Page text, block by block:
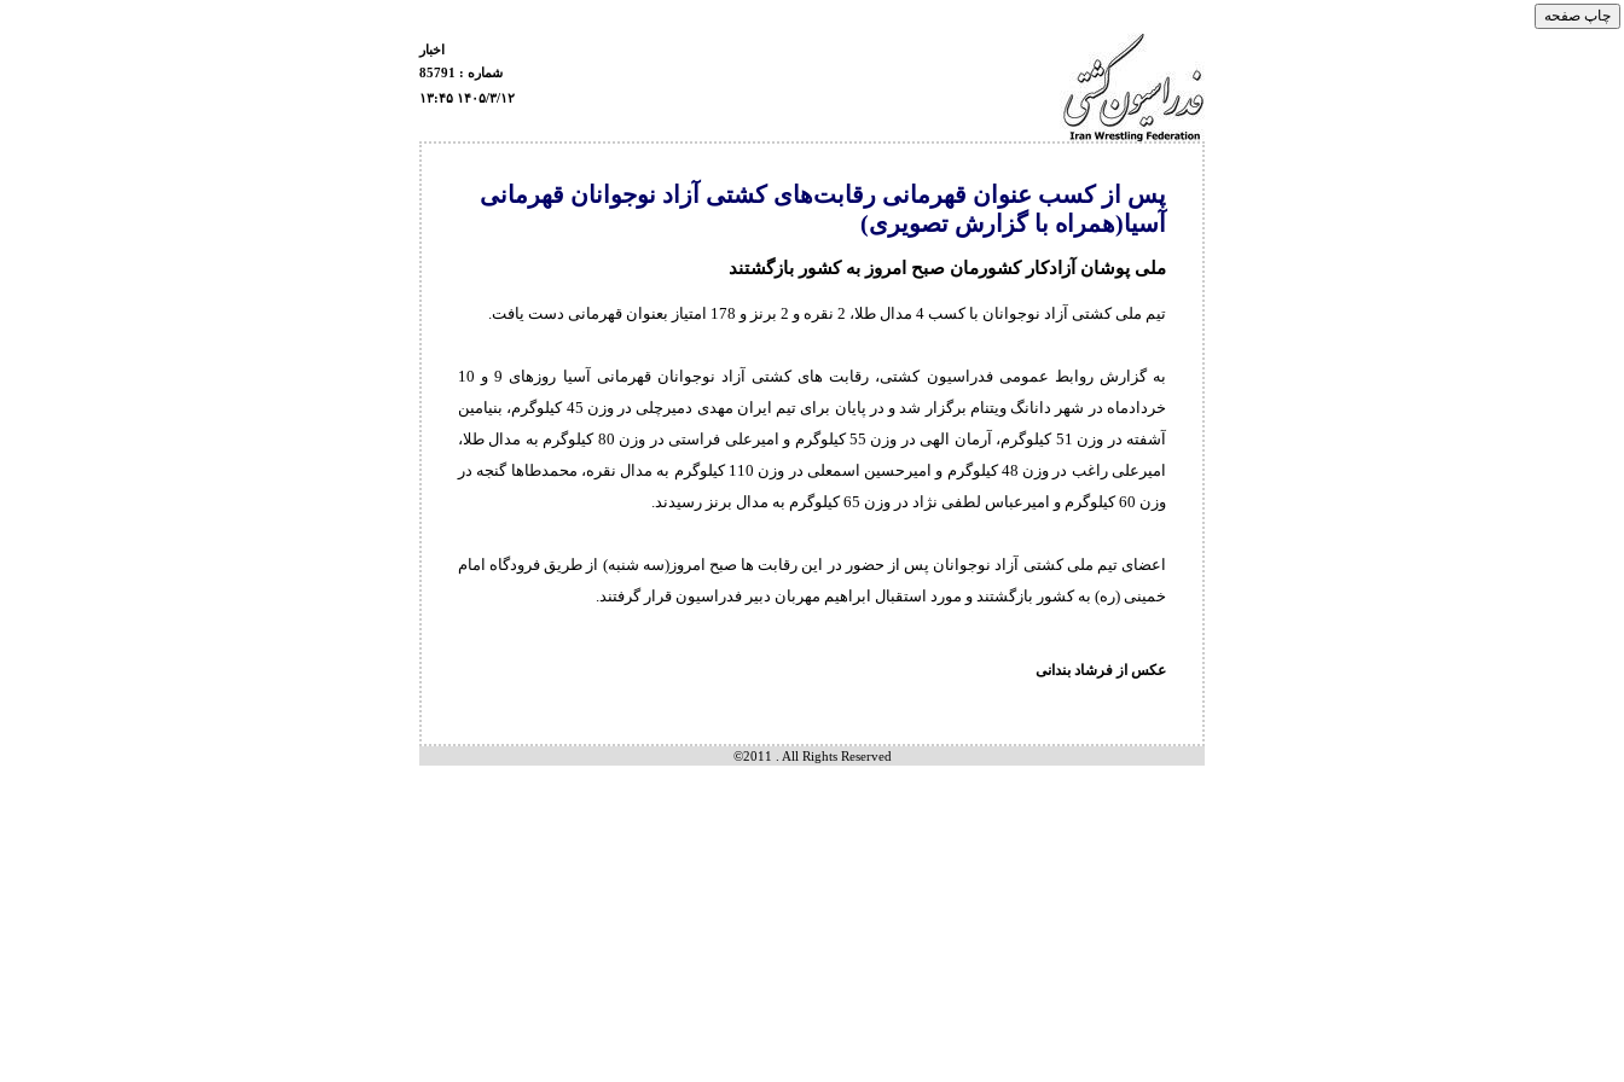
اخبار
شماره : 85791
۱۳:۴۵ ۱۴۰۵/۳/۱۲
پس از کسب عنوان قهرمانی رقابت‌های کشتی آزاد نوجوانان قهرمانی
آسیا(همراه با گزارش تصویری)
ملی پوشان آزادکار کشورمان صبح امروز به کشور بازگشتند
تیم ملی کشتی آزاد نوجوانان با کسب 4 مدال طلا، 2 نقره و 2 برنز و 178 امتیاز بعنوان قهرمانی دست یافت.
به گزارش روابط عمومی فدراسیون کشتی، رقابت های کشتی آزاد نوجوانان قهرمانی آسیا روزهای 9 و 10
خردادماه در شهر دانانگ ویتنام برگزار شد و در پایان برای تیم ایران مهدی دمیرچلی در وزن 45 کیلوگرم، بنیامین
آشفته در وزن 51 کیلوگرم، آرمان الهی در وزن 55 کیلوگرم و امیرعلی فراستی در وزن 80 کیلوگرم به مدال طلا،
امیرعلی راغب در وزن 48 کیلوگرم و امیرحسین اسمعلی در وزن 110 کیلوگرم به مدال نقره، محمدطاها گنجه در
وزن 60 کیلوگرم و امیرعباس لطفی نژاد در وزن 65 کیلوگرم به مدال برنز رسیدند.
اعضای تیم ملی کشتی آزاد نوجوانان پس از حضور در این رقابت ها صبح امروز(سه شنبه) از طریق فرودگاه امام
خمینی (ره) به کشور بازگشتند و مورد استقبال ابراهیم مهربان دبیر فدراسیون قرار گرفتند.
عکس از فرشاد بندانی
©2011 . All Rights Reserved